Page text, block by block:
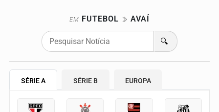
EM FUTEBOL AVAÍ
🔍
SÉRIE A SÉRIE B EUROPA